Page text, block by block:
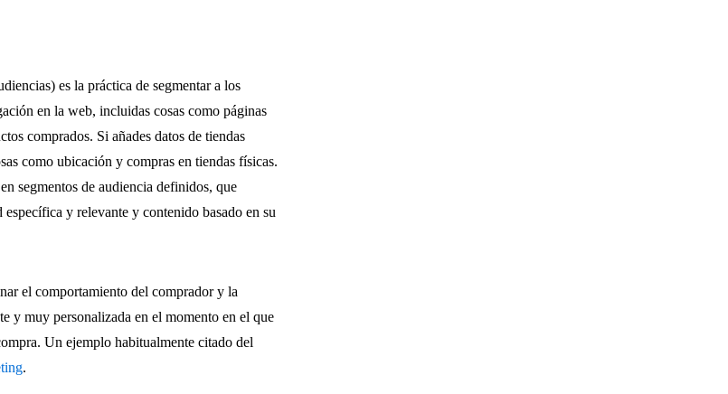
es la práctica de segmentar a los
en la web, incluidas cosas como páginas
comprados. Si añades datos de tiendas
como ubicación y compras en tiendas físicas.
segmentos de audiencia definidos, que
y relevante y contenido basado en su
el comportamiento del comprador y la
y muy personalizada en el momento en el que
Un ejemplo habitualmente citado del
.